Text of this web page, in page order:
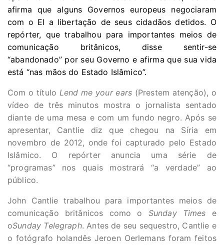
afirma que alguns Governos europeus negociaram
com o EI a libertação de seus cidadãos detidos. O
repórter, que trabalhou para importantes meios de
comunicação britânicos, disse sentir-se
“abandonado” por seu Governo e afirma que sua vida
está “nas mãos do Estado Islâmico”.
Com o título Lend me your ears (Prestem atenção), o
vídeo de três minutos mostra o jornalista sentado
diante de uma mesa e com um fundo negro. Após se
apresentar, Cantlie diz que chegou na Síria em
novembro de 2012, onde foi capturado pelo Estado
Islâmico. O repórter anuncia uma série de
“programas” nos quais mostrará “a verdade” ao
público.
John Cantlie trabalhou para importantes meios de
comunicação britânicos como o Sunday Times e
oSunday Telegraph. Antes de seu sequestro, Cantlie e
o fotógrafo holandês Jeroen Oerlemans foram feitos